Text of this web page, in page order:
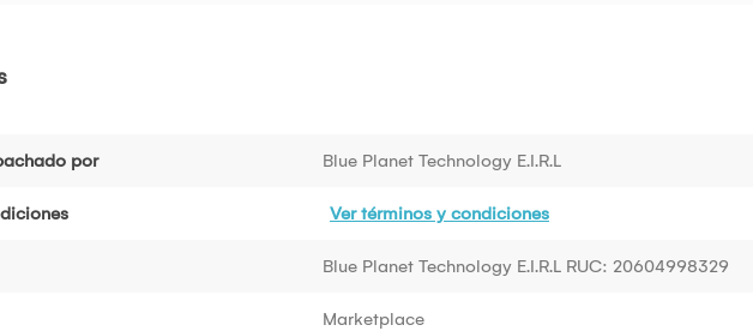
por Blue Planet Technology E.I.R.L
Ver términos y condiciones
Blue Planet Technology E.I.R.L RUC: 20604998329
Marketplace